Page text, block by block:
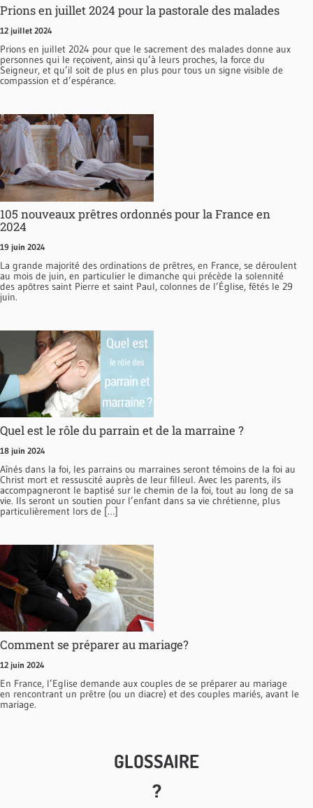
Prions en juillet 2024 pour la pastorale des malades
12 juillet 2024
Prions en juillet 2024 pour que le sacrement des malades donne aux
personnes qui le reçoivent, ainsi qu’à leurs proches, la force du
Seigneur, et qu’il soit de plus en plus pour tous un signe visible de
compassion et d’espérance.
105 nouveaux prêtres ordonnés pour la France en
2024
19 juin 2024
La grande majorité des ordinations de prêtres, en France, se déroulent
au mois de juin, en particulier le dimanche qui précède la solennité
des apôtres saint Pierre et saint Paul, colonnes de l’Église, fêtés le 29
juin.
Quel est le rôle du parrain et de la marraine ?
18 juin 2024
Aînés dans la foi, les parrains ou marraines seront témoins de la foi au
Christ mort et ressuscité auprès de leur filleul. Avec les parents, ils
accompagneront le baptisé sur le chemin de la foi, tout au long de sa
vie. Ils seront un soutien pour l’enfant dans sa vie chrétienne, plus
particulièrement lors de […]
Comment se préparer au mariage?
12 juin 2024
En France, l’Eglise demande aux couples de se préparer au mariage
en rencontrant un prêtre (ou un diacre) et des couples mariés, avant le
mariage.
GLOSSAIRE
?